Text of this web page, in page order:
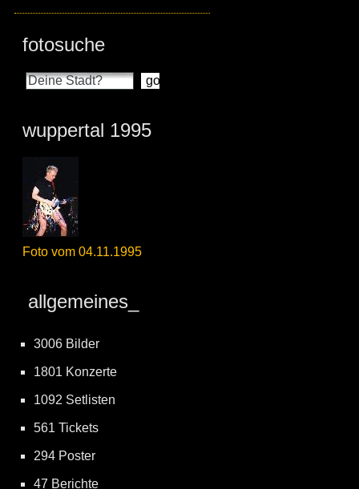
fotosuche
wuppertal 1995
Foto vom 04.11.1995
allgemeines_
3006 Bilder
1801 Konzerte
1092 Setlisten
561 Tickets
294 Poster
47 Berichte